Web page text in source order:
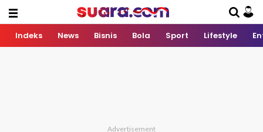
Indeks News Bisnis Bola Sport Lifestyle